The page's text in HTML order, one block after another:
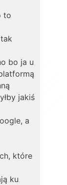
to
bo ja u
jakiś
a
które
ku